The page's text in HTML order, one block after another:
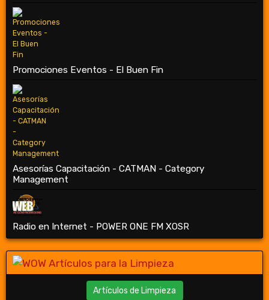
Promociones Eventos - El Buen Fin
Asesorías Capacitación - CATMAN - Category
Management
Radio en Internet - POWER ONE FM XOSR
Artículos de Limpieza